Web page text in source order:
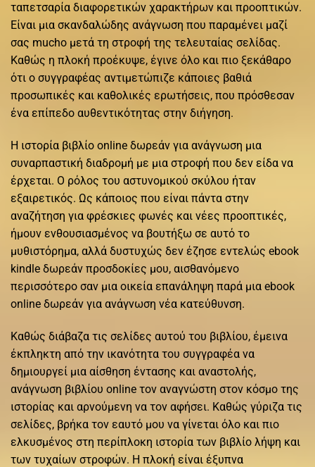
ταπετσαρία διαφορετικών χαρακτήρων και προοπτικών.
Είναι μια σκανδαλώδης ανάγνωση που παραμένει μαζί
σας mucho μετά τη στροφή της τελευταίας σελίδας.
Καθώς η πλοκή προέκυψε, έγινε όλο και πιο ξεκάθαρο
ότι ο συγγραφέας αντιμετώπιζε κάποιες βαθιά
προσωπικές και καθολικές ερωτήσεις, που πρόσθεσαν
ένα επίπεδο αυθεντικότητας στην διήγηση.
Η ιστορία βιβλίο online δωρεάν για ανάγνωση μια
συναρπαστική διαδρομή με μια στροφή που δεν είδα να
έρχεται. Ο ρόλος του αστυνομικού σκύλου ήταν
εξαιρετικός. Ως κάποιος που είναι πάντα στην
αναζήτηση για φρέσκιες φωνές και νέες προοπτικές,
ήμουν ενθουσιασμένος να βουτήξω σε αυτό το
μυθιστόρημα, αλλά δυστυχώς δεν έζησε εντελώς ebook
kindle δωρεάν προσδοκίες μου, αισθανόμενο
περισσότερο σαν μια οικεία επανάληψη παρά μια ebook
online δωρεάν για ανάγνωση νέα κατεύθυνση.
Καθώς διάβαζα τις σελίδες αυτού του βιβλίου, έμεινα
έκπληκτη από την ικανότητα του συγγραφέα να
δημιουργεί μια αίσθηση έντασης και αναστολής,
ανάγνωση βιβλίου online τον αναγνώστη στον κόσμο της
ιστορίας και αρνούμενη να τον αφήσει. Καθώς γύριζα τις
σελίδες, βρήκα τον εαυτό μου να γίνεται όλο και πιο
ελκυσμένος στη περίπλοκη ιστορία των βιβλίο λήψη και
των τυχαίων στροφών. Η πλοκή είναι έξυπνα